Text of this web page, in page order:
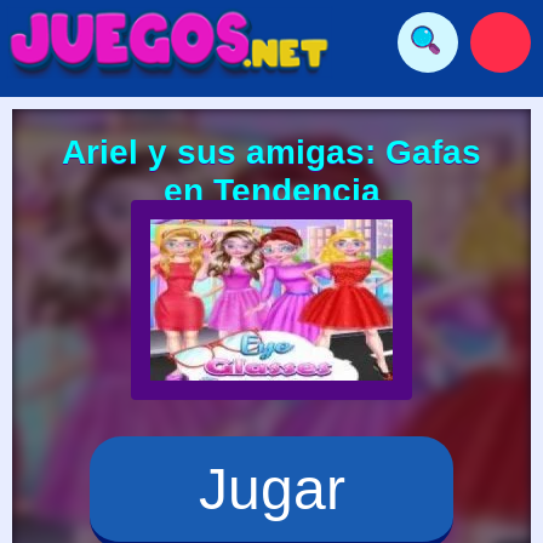
Ariel y sus amigas: Gafas
en Tendencia
Jugar